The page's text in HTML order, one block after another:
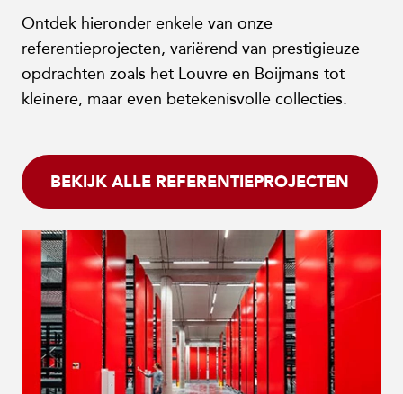
Ontdek hieronder enkele van onze
referentieprojecten, variërend van prestigieuze
opdrachten zoals het Louvre en Boijmans tot
kleinere, maar even betekenisvolle collecties.
BEKIJK ALLE REFERENTIEPROJECTEN